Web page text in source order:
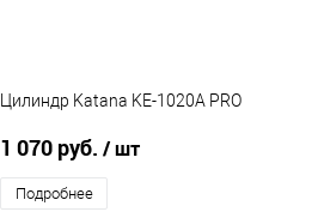
Цилиндр Katana KE-1020A PRO
1 070 руб. / шт
Подробнее